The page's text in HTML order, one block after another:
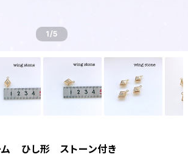
1/5
ム ひし形 ストーン付き